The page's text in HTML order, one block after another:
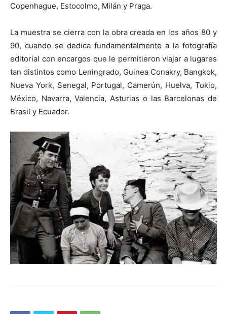
Copenhague, Estocolmo, Milán y Praga.
La muestra se cierra con la obra creada en los años 80 y
90, cuando se dedica fundamentalmente a la fotografía
editorial con encargos que le permitieron viajar a lugares
tan distintos como Leningrado, Guinea Conakry, Bangkok,
Nueva York, Senegal, Portugal, Camerún, Huelva, Tokio,
México, Navarra, Valencia, Asturias o las Barcelonas de
Brasil y Ecuador.